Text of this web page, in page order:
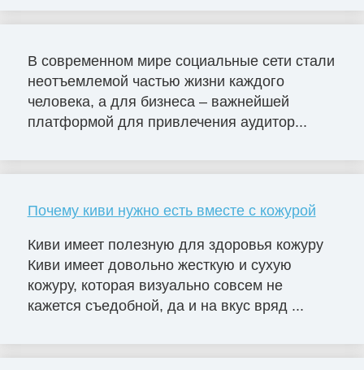
В современном мире социальные сети стали
неотъемлемой частью жизни каждого
человека, а для бизнеса – важнейшей
платформой для привлечения аудитор...
Почему киви нужно есть вместе с кожурой
Киви имеет полезную для здоровья кожуру
Киви имеет довольно жесткую и сухую
кожуру, которая визуально совсем не
кажется съедобной, да и на вкус вряд ...